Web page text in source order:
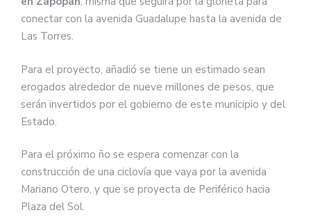
conectar con la avenida Guadalupe hasta la avenida de
Las Torres.
Para el proyecto, añadió se tiene un estimado sean
erogados alrededor de nueve millones de pesos, que
serán invertidos por el gobierno de este municipio y del
Estado.
Para el próximo ño se espera comenzar con la
construcción de una ciclovía que vaya por la avenida
Mariano Otero, y que se proyecta de Periférico hacia
Plaza del Sol.